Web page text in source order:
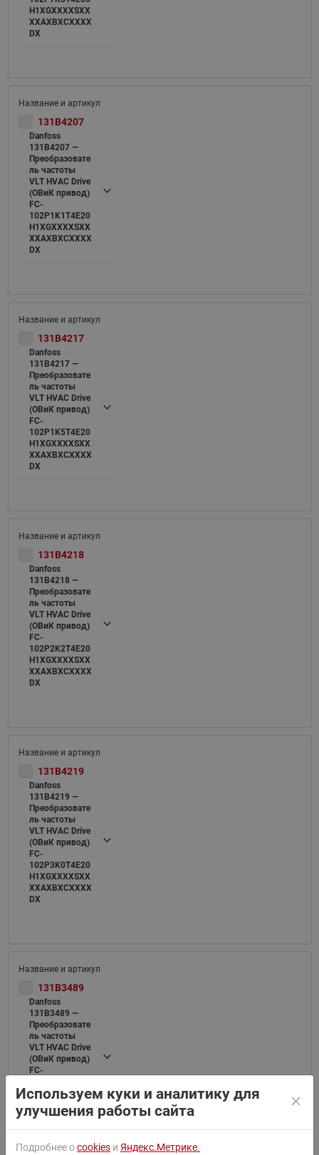
H1XGXXXXSXX
XXAXBXCXXXX
DX
131B4207
Danfoss
131B4207 —
Преобразовате
ль частоты
VLT HVAC Drive
(ОВиК привод)
FC-
102P1K1T4E20
H1XGXXXXSXX
XXAXBXCXXXX
DX
131B4217
Danfoss
131B4217 —
Преобразовате
ль частоты
VLT HVAC Drive
(ОВиК привод)
FC-
102P1K5T4E20
H1XGXXXXSXX
XXAXBXCXXXX
DX
131B4218
Danfoss
131B4218 —
Преобразовате
ль частоты
VLT HVAC Drive
(ОВиК привод)
FC-
102P2K2T4E20
H1XGXXXXSXX
XXAXBXCXXXX
DX
131B4219
Danfoss
131B4219 —
Преобразовате
ль частоты
VLT HVAC Drive
(ОВиК привод)
FC-
102P3K0T4E20
H1XGXXXXSXX
XXAXBXCXXXX
DX
131B3489
Danfoss
131B3489 —
Преобразовате
ль частоты
VLT HVAC Drive
(ОВиК привод)
FC-
H1XGXXXXSXX
XXAXBXCXXXX
DX
Используем куки и аналитику для
улучшения работы сайта
Подробнее оcookies и Яндекс.Метрике.